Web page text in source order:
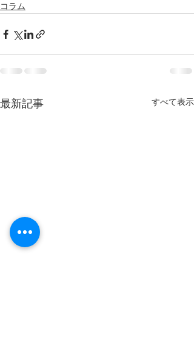
コラム
最新記事 すべて表示